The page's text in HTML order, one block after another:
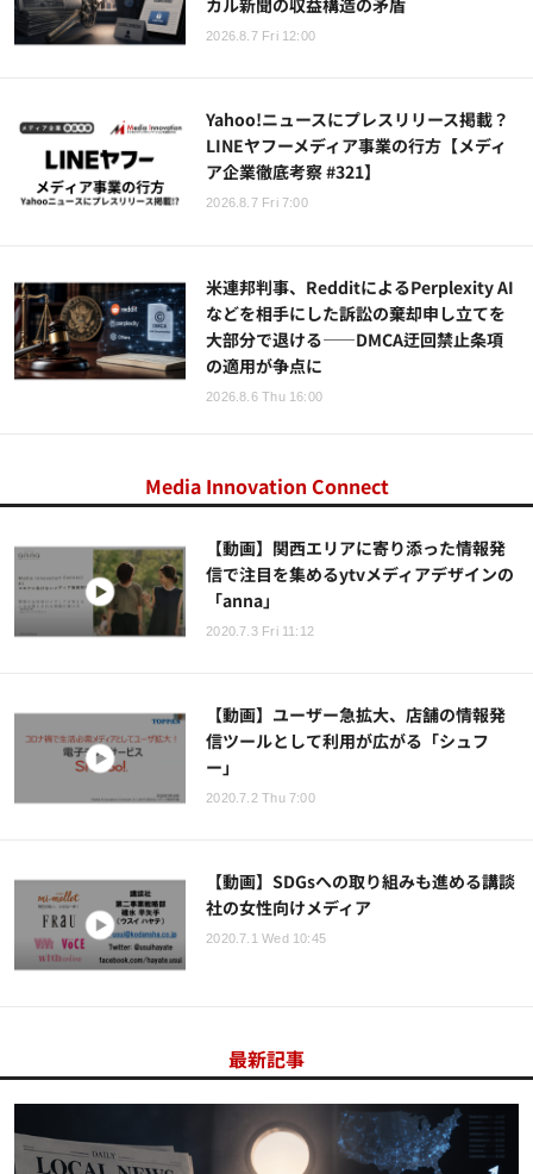
カル新聞の収益構造の矛盾
2026.8.7 Fri 12:00
Yahoo!ニュースにプレスリリース掲載？
LINEヤフーメディア事業の行方【メディ
ア企業徹底考察 #321】
2026.8.7 Fri 7:00
米連邦判事、RedditによるPerplexity AI
などを相手にした訴訟の棄却申し立てを
大部分で退ける——DMCA迂回禁止条項
の適用が争点に
2026.8.6 Thu 16:00
Media Innovation Connect
【動画】関西エリアに寄り添った情報発
信で注目を集めるytvメディアデザインの
「anna」
2020.7.3 Fri 11:12
【動画】ユーザー急拡大、店舗の情報発
信ツールとして利用が広がる「シュフ
ー」
2020.7.2 Thu 7:00
【動画】SDGsへの取り組みも進める講談
社の女性向けメディア
2020.7.1 Wed 10:45
最新記事